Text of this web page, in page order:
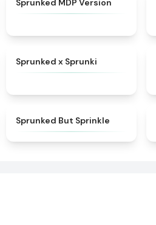
Sprunked MDP Version
Sprunked x Sprunki
Sprunked But Sprinkle